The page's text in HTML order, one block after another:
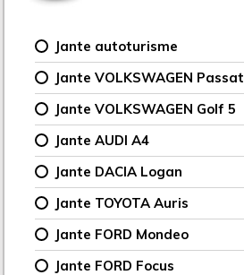
Jante autoturisme
Jante VOLKSWAGEN Passat
Jante VOLKSWAGEN Golf 5
Jante AUDI A4
Jante DACIA Logan
Jante TOYOTA Auris
Jante FORD Mondeo
Jante FORD Focus